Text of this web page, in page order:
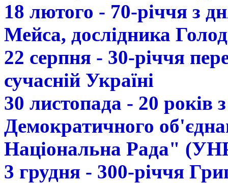
18 лютого - 70-річчя з
Мейса, дослідника
22 серпня - 30-річчя
сучасній Україні
30 листопада - 20 років
Демократичного
Національна Рада"
3 грудня - 300-річчя